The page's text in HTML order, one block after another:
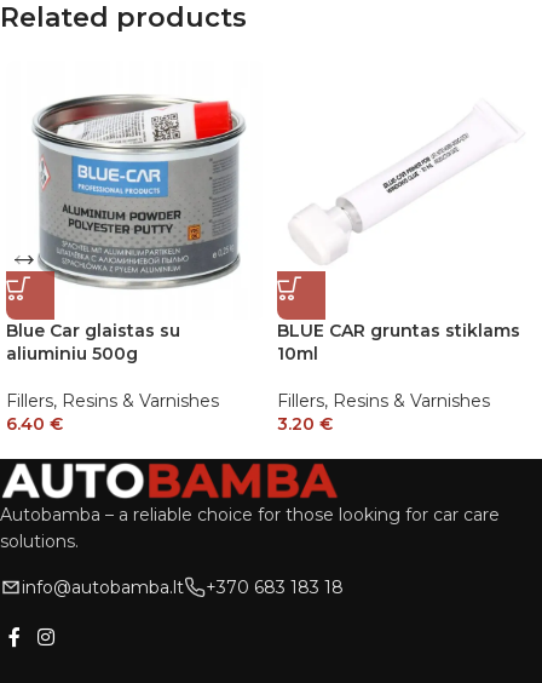
Related products
Blue Car glaistas su
aliuminiu 500g
Fillers, Resins & Varnishes
6.40 €
BLUE CAR gruntas stiklams
10ml
Fillers, Resins & Varnishes
3.20 €
Autobamba – a reliable choice for those looking for car care
solutions.
info@autobamba.lt +370 683 183 18